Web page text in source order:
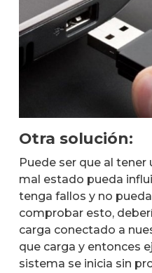
Otra solución:
Puede ser que al
mal estado pueda
tenga fallos y no
comprobar esto,
carga conectado a
que carga y entonces
sistema se inicia sin